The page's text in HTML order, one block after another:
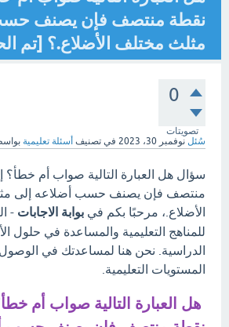
نقطة منتصف فإن يصنف
مثلث مختلف الأضلاع.؟ [تم
0
تصويتات
سُئل نوفمبر 30، 2023 في تصنيف أسئلة تعليمية
منتصف فإن يصنف حسب أضلاعه إلى
الأضلاع.، مرحبًا بكم في بوابة الاجابات -
للمناهج التعليمية والمساعدة في حلول
الدراسية. نحن هنا لمساعدتك في
المستويات التعليمية.